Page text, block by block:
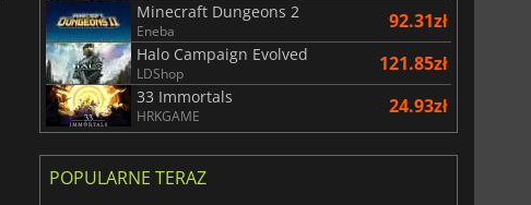
Minecraft Dungeons 2
Eneba 92.31zł
Halo Campaign Evolved
LDShop 121.85zł
33 Immortals
HRKGAME 24.93zł
POPULARNE TERAZ